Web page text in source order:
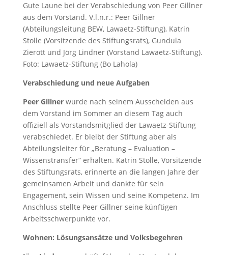
Gute Laune bei der Verabschiedung von Peer Gillner
aus dem Vorstand. V.l.n.r.: Peer Gillner
(Abteilungsleitung BEW, Lawaetz-Stiftung), Katrin
Stolle (Vorsitzende des Stiftungsrats), Gundula
Zierott und Jörg Lindner (Vorstand Lawaetz-Stiftung).
Foto: Lawaetz-Stiftung (Bo Lahola)
Verabschiedung und neue Aufgaben
Peer Gillnerwurde nach seinem Ausscheiden aus
dem Vorstand im Sommer an diesem Tag auch
offiziell als Vorstandsmitglied der Lawaetz-Stiftung
verabschiedet. Er bleibt der Stiftung aber als
Abteilungsleiter für „Beratung – Evaluation –
Wissenstransfer“ erhalten. Katrin Stolle, Vorsitzende
des Stiftungsrats, erinnerte an die langen Jahre der
gemeinsamen Arbeit und dankte für sein
Engagement, sein Wissen und seine Kompetenz. Im
Anschluss stellte Peer Gillner seine künftigen
Arbeitsschwerpunkte vor.
Wohnen: Lösungsansätze und Volksbegehren